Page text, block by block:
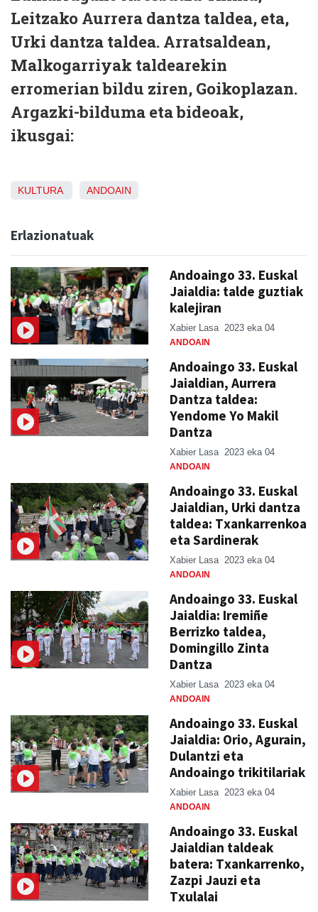
Leitzako Aurrera dantza taldea, eta,
Urki dantza taldea. Arratsaldean,
Malkogarriyak taldearekin
erromerian bildu ziren, Goikoplazan.
Argazki-bilduma eta bideoak,
ikusgai:
KULTURA ANDOAIN
Erlazionatuak
Andoaingo 33. Euskal
Jaialdia: talde guztiak
kalejiran
Xabier Lasa 2023 eka 04
ANDOAIN
Andoaingo 33. Euskal
Jaialdian, Aurrera
Dantza taldea:
Yendome Yo Makil
Dantza
Xabier Lasa 2023 eka 04
ANDOAIN
Andoaingo 33. Euskal
Jaialdian, Urki dantza
taldea: Txankarrenkoa
eta Sardinerak
Xabier Lasa 2023 eka 04
ANDOAIN
Andoaingo 33. Euskal
Jaialdia: Iremiñe
Berrizko taldea,
Domingillo Zinta
Dantza
Xabier Lasa 2023 eka 04
ANDOAIN
Andoaingo 33. Euskal
Jaialdia: Orio, Agurain,
Dulantzi eta
Andoaingo trikitilariak
Xabier Lasa 2023 eka 04
ANDOAIN
Andoaingo 33. Euskal
Jaialdian taldeak
batera: Txankarrenko,
Zazpi Jauzi eta
Txulalai